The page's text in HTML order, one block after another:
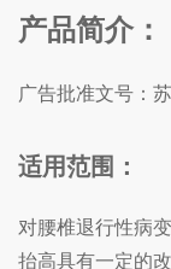
产品简介：
广告批准文号：
适用范围：
对腰椎退行性病
抬高具有一定的改